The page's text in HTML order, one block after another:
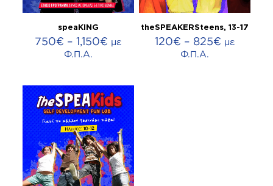
speaKING
750€ – 1,150€Price
1,150€
με
Φ.Π.Α.
theSPEAKERSteens, 13-17
120€ – 825€Price
με
Φ.Π.Α.